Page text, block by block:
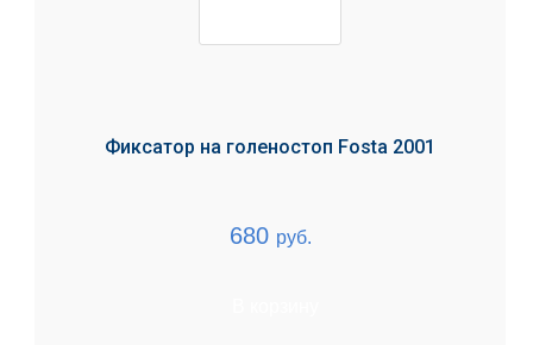
Фиксатор на голеностоп Fosta 2001
680 руб.